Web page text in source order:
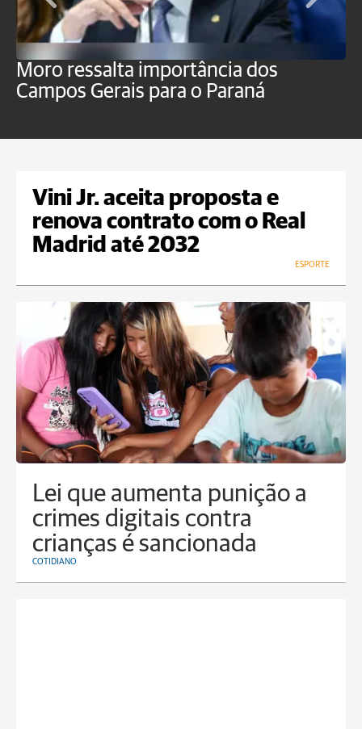
Moro ressalta importância dos
Campos Gerais para o Paraná
Vini Jr. aceita proposta e
renova contrato com o Real
Madrid até 2032
ESPORTE
Lei que aumenta punição a
crimes digitais contra
crianças é sancionada
COTIDIANO